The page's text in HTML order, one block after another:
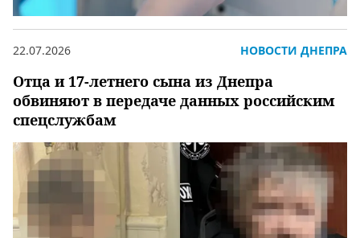
Отца и 17-летнего сына из Днепра
обвиняют в передаче данных российским
спецслужбам
22.07.2026 НОВОСТИ ДНЕПРА